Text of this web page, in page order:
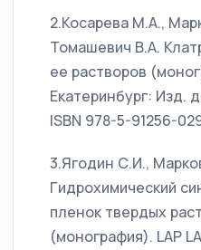
2.Косарева М.А.,
Томашевич В.А.
ее растворов
Екатеринбург: Изд.
ISBN 978-5-91256-
3.Ягодин С.И.,
Гидрохимический
пленок твердых
(монография). LAP